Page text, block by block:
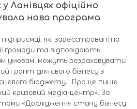
у Ланівцях офіційно
нова програма
які зареєстровані на
громади та відповідають
умовам, можуть розраховувати
грант для свого бізнесу з
бюджету. Про це пише
кризовий медіа-центр». За
«Дослідження стану бізнесу